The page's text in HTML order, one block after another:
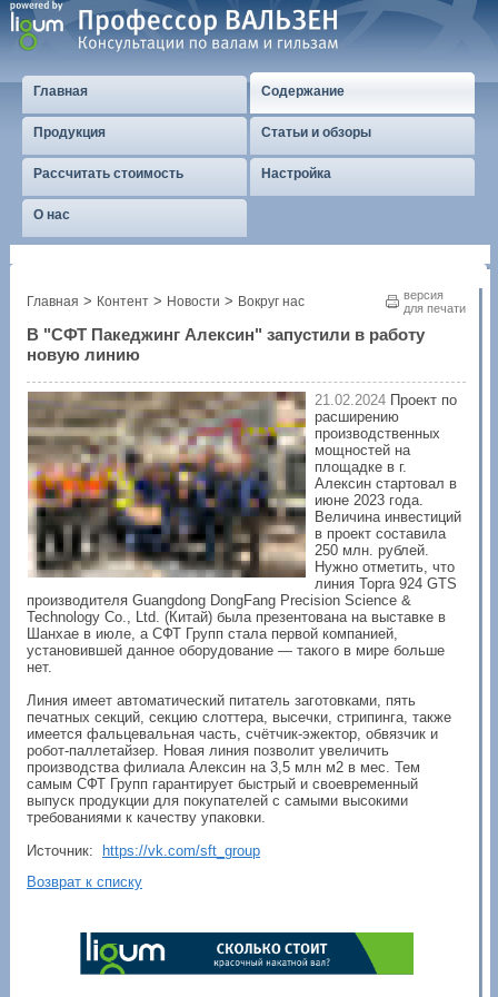
Главная Содержание
Продукция Статьи и обзоры
Рассчитать стоимость Настройка
О нас
версия
для печати
Главная > Контент > Новости > Вокруг нас
В "СФТ Пакеджинг Алексин" запустили в работу
новую линию
21.02.2024 Проект по
расширению
производственных
мощностей на
площадке в г.
Алексин стартовал в
июне 2023 года.
Величина инвестиций
в проект составила
250 млн. рублей.
Нужно отметить, что
линия Topra 924 GTS
производителя Guangdong DongFang Precision Science &
Technology Co., Ltd. (Китай) была презентована на выставке в
Шанхае в июле, а СФТ Групп стала первой компанией,
установившей данное оборудование — такого в мире больше
нет.
Линия имеет автоматический питатель заготовками, пять
печатных секций, секцию слоттера, высечки, стрипинга, также
имеется фальцевальная часть, счётчик-эжектор, обвязчик и
робот-паллетайзер. Новая линия позволит увеличить
производства филиала Алексин на 3,5 млн м2 в мес. Тем
самым СФТ Групп гарантирует быстрый и своевременный
выпуск продукции для покупателей с самыми высокими
требованиями к качеству упаковки.
Источник:
https://vk.com/sft_group
Возврат к списку